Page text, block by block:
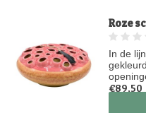
Roze
In de
€89,50
Op